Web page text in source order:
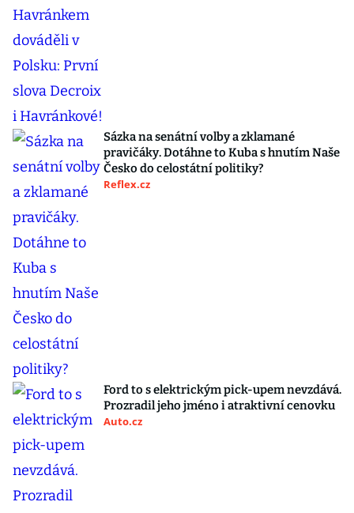
Sázka na senátní volby a zklamané
pravičáky. Dotáhne to Kuba s hnutím Naše
Česko do celostátní politiky?
Reflex.cz
Ford to s elektrickým pick-upem nevzdává.
Prozradil jeho jméno i atraktivní cenovku
Auto.cz